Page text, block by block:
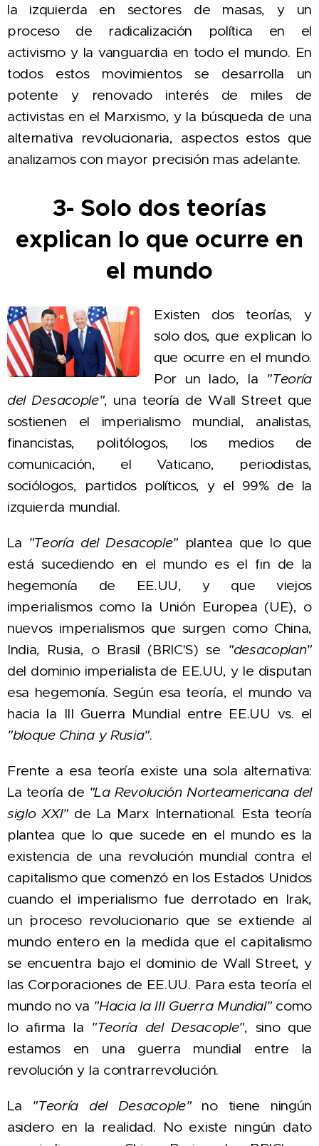
la izquierda en sectores de masas, y un
proceso de radicalización política en el
activismo y la vanguardia en todo el mundo. En
todos estos movimientos se desarrolla un
potente y renovado interés de miles de
activistas en el Marxismo, y la búsqueda de una
alternativa revolucionaria, aspectos estos que
analizamos con mayor precisión mas adelante.
3- Solo dos teorías
explican lo que ocurre en
el mundo
Existen dos teorías, y
solo dos, que explican lo
que ocurre en el mundo.
Por un lado, la "Teoría
del Desacople", una teoría de Wall Street que
sostienen el imperialismo mundial, analistas,
financistas, politólogos, los medios de
comunicación, el Vaticano, periodistas,
sociólogos, partidos políticos, y el 99% de la
izquierda mundial.
La "Teoría del Desacople" plantea que lo que
está sucediendo en el mundo es el fin de la
hegemonía de EE.UU, y que viejos
imperialismos como la Unión Europea (UE), o
nuevos imperialismos que surgen como China,
India, Rusia, o Brasil (BRIC'S) se "desacoplan"
del dominio imperialista de EE.UU, y le disputan
esa hegemonía. Según esa teoría, el mundo va
hacia la III Guerra Mundial entre EE.UU vs. el
"bloque China y Rusia".
Frente a esa teoría existe una sola alternativa:
La teoría de "La Revolución Norteamericana del
siglo XXI" de La Marx International. Esta teoría
plantea que lo que sucede en el mundo es la
existencia de una revolución mundial contra el
capitalismo que comenzó en los Estados Unidos
cuando el imperialismo fue derrotado en Irak,
un `proceso revolucionario que se extiende al
mundo entero en la medida que el capitalismo
se encuentra bajo el dominio de Wall Street, y
las Corporaciones de EE.UU. Para esta teoría el
mundo no va "Hacia la III Guerra Mundial"como
lo afirma la "Teoría del Desacople", sino que
estamos en una guerra mundial entre la
revolución y la contrarrevolución.
La "Teoría del Desacople" no tiene ningún
asidero en la realidad. No existe ningún dato